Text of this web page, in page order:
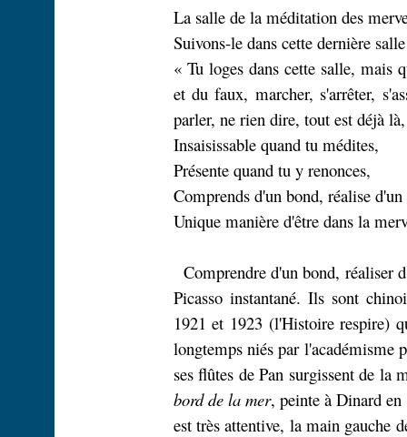
La salle de la méditation des
Suivons-le dans cette dernière
« Tu loges dans cette salle, mais
et du faux, marcher, s'arrêter,
parler, ne rien dire, tout est déjà
Insaisissable quand tu médites,
Présente quand tu y renonces,
Comprends d'un bond, réalise
Unique manière d'être dans la
Comprendre d'un bond, réaliser
Picasso instantané. Ils sont
1921 et 1923 (l'Histoire respire)
longtemps niés par l'académisme
ses flûtes de Pan surgissent de la
bord de la mer, peinte à Dinard
est très attentive, la main gauche